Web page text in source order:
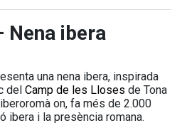
Nena ibera
una nena ibera, inspirada
del Camp de les Lloses de Tona
on, fa més de 2.000
ibera i la presència romana.